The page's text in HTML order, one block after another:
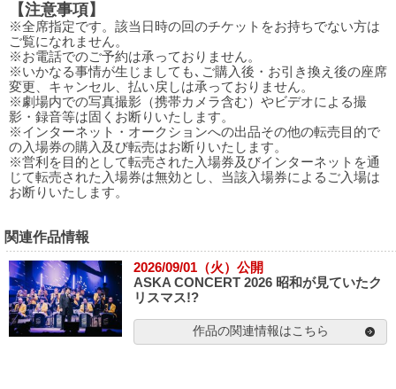
【注意事項】
※全席指定です。該当日時の回のチケットをお持ちでない方は
ご覧になれません。
※お電話でのご予約は承っておりません。
※いかなる事情が生じましても､ご購入後・お引き換え後の座席
変更、キャンセル、払い戻しは承っておりません。
※劇場内での写真撮影（携帯カメラ含む）やビデオによる撮
影・録音等は固くお断りいたします。
※インターネット・オークションへの出品その他の転売目的で
の入場券の購入及び転売はお断りいたします。
※営利を目的として転売された入場券及びインターネットを通
じて転売された入場券は無効とし、当該入場券によるご入場は
お断りいたします。
関連作品情報
2026/09/01（火）公開
ASKA CONCERT 2026 昭和が見ていたク
リスマス!?
作品の関連情報はこちら